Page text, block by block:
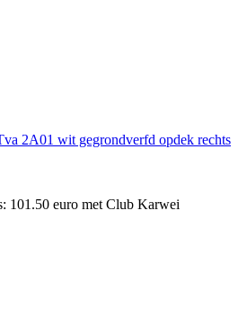
2A01 wit gegrondverfd opdek rechts
101.50 euro met Club Karwei